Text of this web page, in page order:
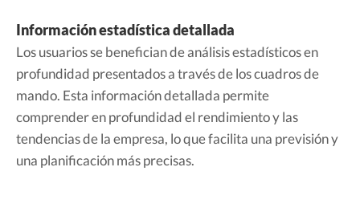
Información estadística detallada
Los usuarios se benefician de análisis estadísticos en
profundidad presentados a través de los cuadros de
mando. Esta información detallada permite
comprender en profundidad el rendimiento y las
tendencias de la empresa, lo que facilita una previsión y
una planificación más precisas.